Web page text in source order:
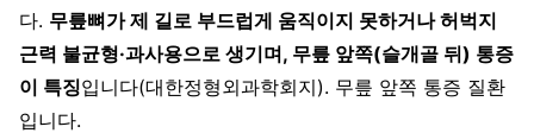
다. 무릎뼈가 제 길로 부드럽게 움직이지 못하거나 허벅지
근력 불균형·과사용으로 생기며, 무릎 앞쪽(슬개골 뒤) 통증
이 특징입니다(대한정형외과학회지). 무릎 앞쪽 통증 질환
입니다.